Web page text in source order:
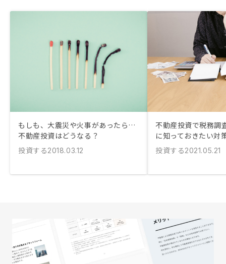
もしも、大震災や火事があったら…
不動産投資はどうなる？
投資する2018.03.12
不動産投資で税務調
に知っておきたい対
投資する2021.05.21